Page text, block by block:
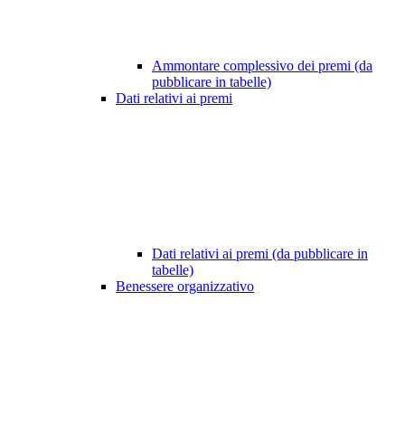
Ammontare complessivo dei premi (da
pubblicare in tabelle)
Dati relativi ai premi
Dati relativi ai premi (da pubblicare in
tabelle)
Benessere organizzativo